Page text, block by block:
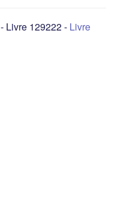
- Livre 129222 - Livre